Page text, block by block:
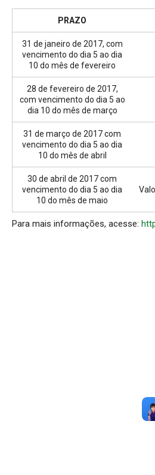
PRAZO
31 de janeiro de 2017, com
vencimento do dia 5 ao dia
10 do mês de fevereiro
28 de fevereiro de 2017,
com vencimento do dia 5 ao
dia 10 do mês de março
31 de março de 2017 com
vencimento do dia 5 ao dia
10 do mês de abril
30 de abril de 2017 com
vencimento do dia 5 ao dia
10 do mês de maio
Para mais informações, acesse: